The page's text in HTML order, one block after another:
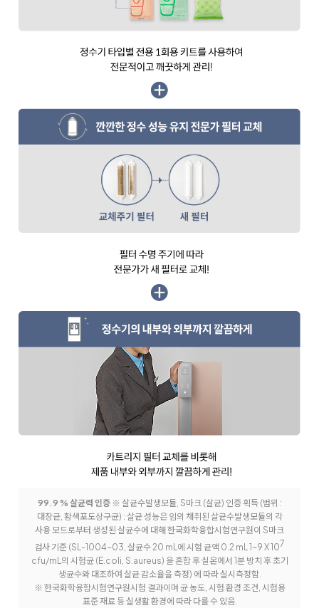
99.9 % 살균력 인증※ 살균수발생모듈, S마크 (살균) 인증 획득 (범위 :
대장균, 황색포도상구균) : 살균 성능은 임의 채취된 살균수발생모듈의 각
사용 모드로부터 생성된 살균수에 대해 한국화학융합시험연구원이 S마크
검사 기준 (SL-1004-03, 살균수 20 mL에 시험 균액 0.2 mL 1~9 X 107
cfu/mL의 시험균 (E.coli, S.aureus) 을 혼합 후 실온에서 1분 방치 후 초기
생균수와 대조하여 살균 감소율을 측정) 에 따라 실시 측정함.
※ 한국화학융합시험연구원시험 결과이며 균 농도, 시험 환경 조건, 시험용
표준 재료 등 실생활 환경에 따라 다를 수 있음.